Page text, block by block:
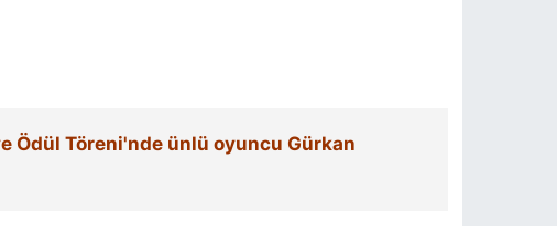
Ödül Töreni'nde ünlü oyuncu Gürkan